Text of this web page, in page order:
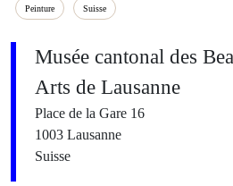
Peinture Suisse
Musée cantonal des
Arts de Lausanne
Place de la Gare 16
1003 Lausanne
Suisse